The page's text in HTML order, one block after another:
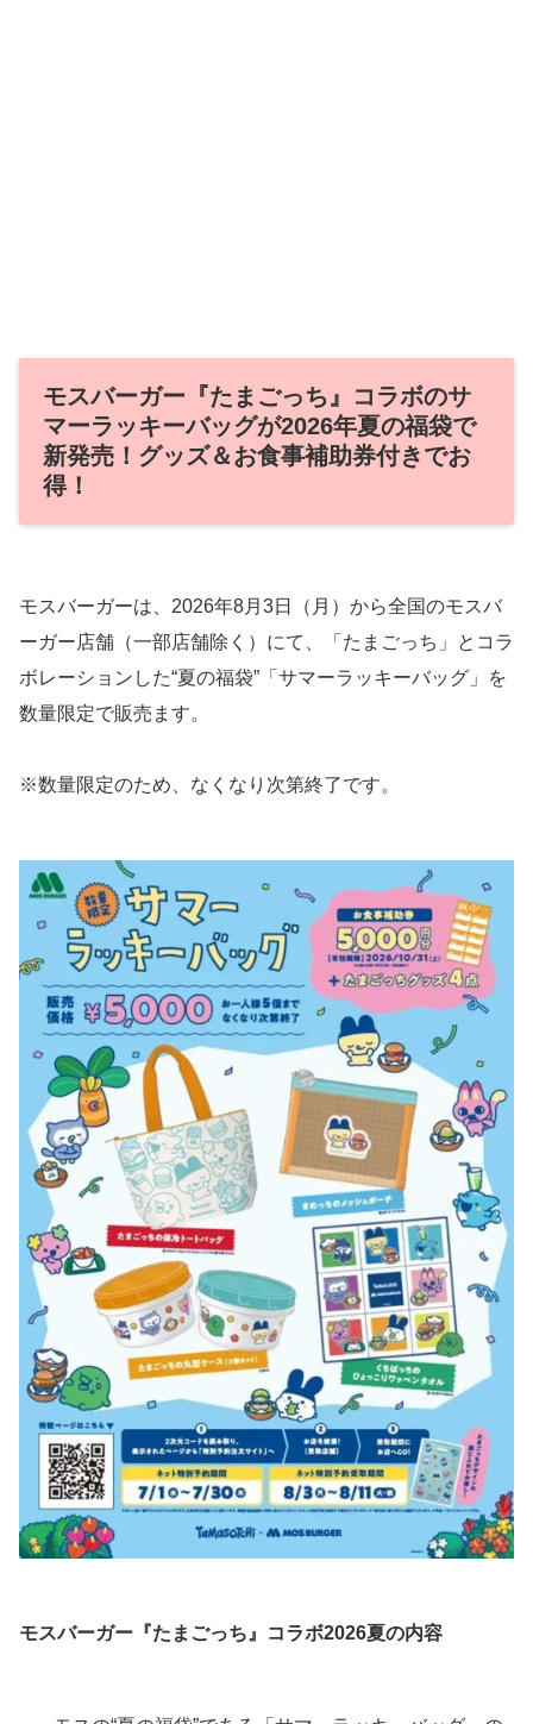
モスバーガー『たまごっち』コラボのサ
マーラッキーバッグが2026年夏の福袋で
新発売！グッズ＆お食事補助券付きでお
得！
モスバーガーは、2026年8月3日（月）から全国のモスバ
ーガー店舗（一部店舗除く）にて、「たまごっち」とコラ
ボレーションした“夏の福袋”「サマーラッキーバッグ」を
数量限定で販売ます。
※数量限定のため、なくなり次第終了です。
モスバーガー『たまごっち』コラボ2026夏の内容